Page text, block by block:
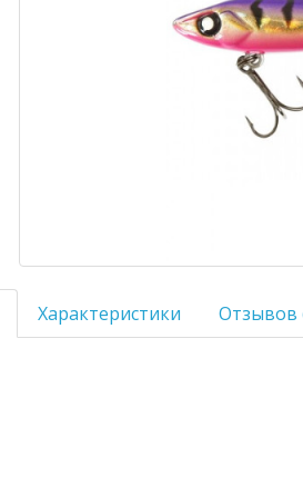
Характеристики Отзывов